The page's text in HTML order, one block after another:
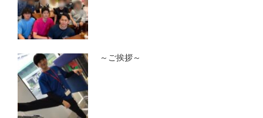
～ご挨拶～